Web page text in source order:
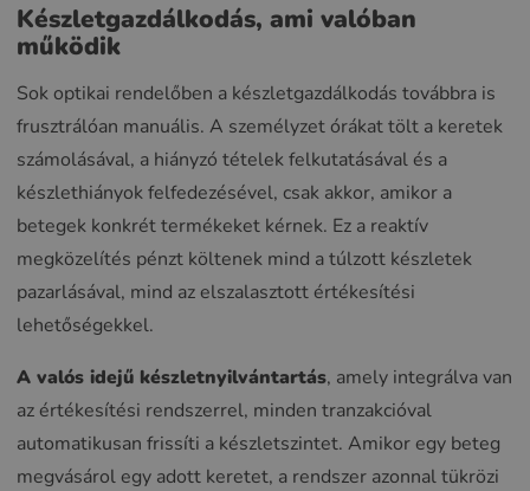
Készletgazdálkodás, ami valóban
működik
Sok optikai rendelőben a készletgazdálkodás továbbra is
frusztrálóan manuális. A személyzet órákat tölt a keretek
számolásával, a hiányzó tételek felkutatásával és a
készlethiányok felfedezésével, csak akkor, amikor a
betegek konkrét termékeket kérnek. Ez a reaktív
megközelítés pénzt költenek mind a túlzott készletek
pazarlásával, mind az elszalasztott értékesítési
lehetőségekkel.
A valós idejű készletnyilvántartás, amely integrálva van
az értékesítési rendszerrel, minden tranzakcióval
automatikusan frissíti a készletszintet. Amikor egy beteg
megvásárol egy adott keretet, a rendszer azonnal tükrözi